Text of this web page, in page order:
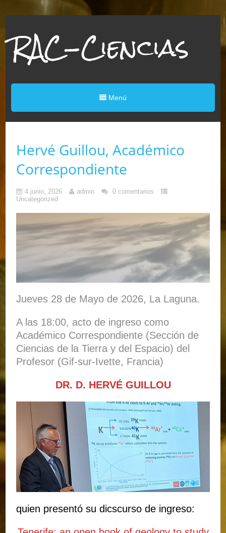
RAC-Ciencias
Menú
Hervé Guillou, Académico
Correspondiente
4 junio, 2026 admin
0 comentarios
Uncategorized
Jueves 28 de Mayo de 2026, La Laguna.
A las 18:00, acto de ingreso como
Académico Correspondiente (Sección de
Ciencias de la Tierra y del Espacio) del
Profesor (Gif-sur-Ivette, Francia)
DR. D. HERVÉ GUILLOU
quien presentó su dicscurso de ingreso: